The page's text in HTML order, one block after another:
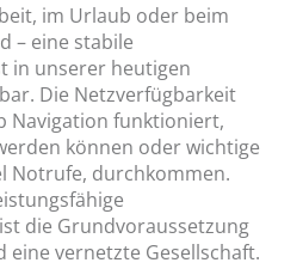
im Urlaub oder beim
– eine stabile
in unserer heutigen
Die Netzverfügbarkeit
Navigation funktioniert,
können oder wichtige
Notrufe, durchkommen.
die Grundvoraussetzung
eine vernetzte Gesellschaft.